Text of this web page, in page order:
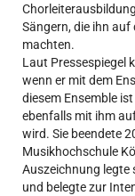
Sängern, die ihn
machten.
Laut Pressespiegel
wenn er mit dem
diesem Ensemble
ebenfalls mit ihm
wird. Sie beendete
Musikhochschule
Auszeichnung legte
und belegte zur